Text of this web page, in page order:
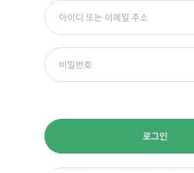
로그인